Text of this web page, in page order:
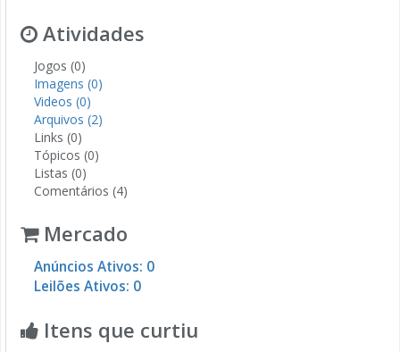
Atividades
Jogos (0)
Imagens (0)
Videos (0)
Arquivos (2)
Links (0)
Tópicos (0)
Listas (0)
Comentários (4)
Mercado
Anúncios Ativos: 0
Leilões Ativos: 0
Itens que curtiu